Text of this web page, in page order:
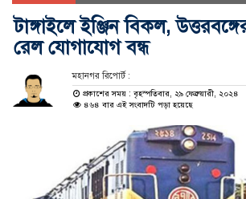
টাঙ্গাইলে ইঞ্জিন বিকল,
রেল যোগাযোগ বন্ধ
মহানগর রিপোর্ট :
প্রকাশের সময় : বৃহস্পতিবার, ২৯ ফেব্রুয়ারী, ২০২৪
৪৬৪ বার এই সংবাদটি পড়া হয়েছে